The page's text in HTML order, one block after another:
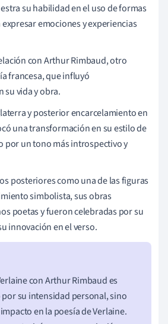
su habilidad en el uso de formas
emociones y experiencias
con Arthur Rimbaud, otro
francesa, que influyó
su vida y obra.
y posterior encarcelamiento en
una transformación en su estilo de
por un tono más introspectivo y
posteriores como una de las figuras
simbolista, sus obras
poetas y fueron celebradas por su
innovación en el verso.
con Arthur Rimbaud es
su intensidad personal, sino
en la poesía de Verlaine.